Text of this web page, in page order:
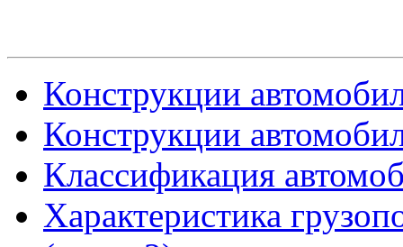
Конструкции
Конструкции
Классификация
Характеристика